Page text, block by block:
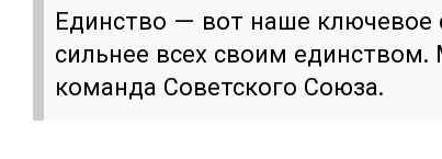
Единство — вот наше
сильнее всех своим
команда Советского Союза.